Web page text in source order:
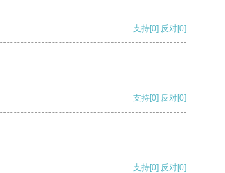
支持[0] 反对[0]
支持[0] 反对[0]
支持[0] 反对[0]